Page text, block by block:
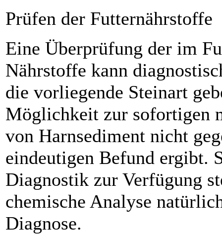
Prüfen der Futternährstoffe
Eine Überprüfung der im
Nährstoffe kann
die vor­liegende Steinart
Möglichkeit zur sofortigen
von Harnsediment nicht
eindeutigen Befund ergibt.
Diag­nostik zur Verfügung
chemische Analyse
Diagnose.